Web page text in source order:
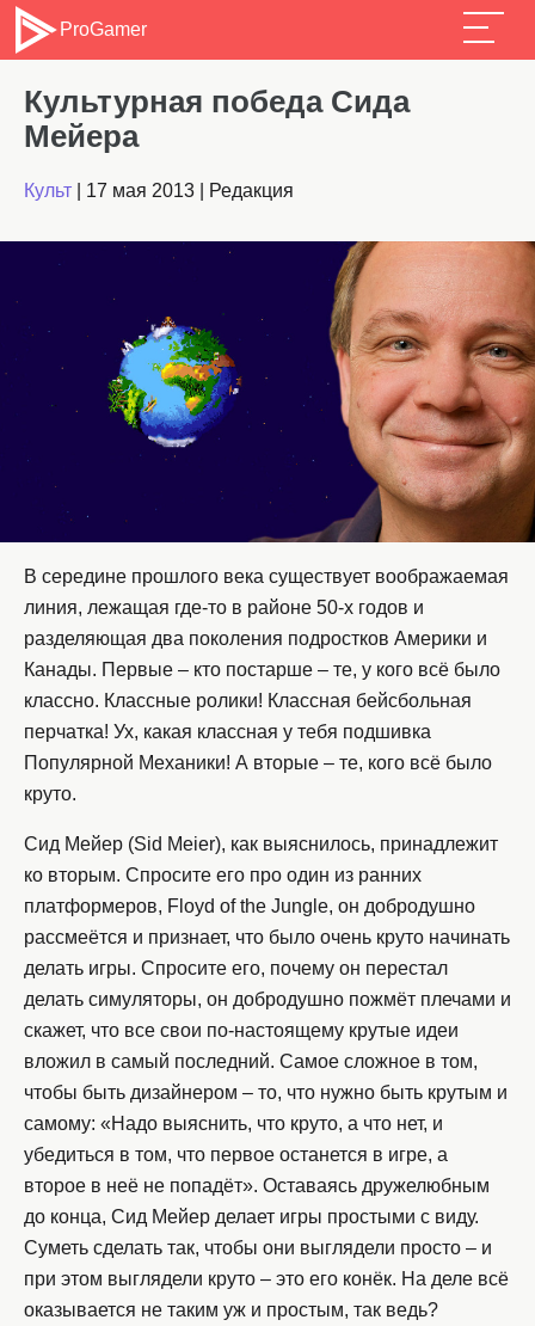
ProGamer
Культурная победа Сида
Мейера
Культ 17 мая 2013 Редакция
В середине прошлого века существует воображаемая
линия, лежащая где-то в районе 50-х годов и
разделяющая два поколения подростков Америки и
Канады. Первые – кто постарше – те, у кого всё было
классно. Классные ролики! Классная бейсбольная
перчатка! Ух, какая классная у тебя подшивка
Популярной Механики! А вторые – те, кого всё было
круто.
Сид Мейер (Sid Meier), как выяснилось, принадлежит
ко вторым. Спросите его про один из ранних
платформеров, Floyd of the Jungle, он добродушно
рассмеётся и признает, что было очень круто начинать
делать игры. Спросите его, почему он перестал
делать симуляторы, он добродушно пожмёт плечами и
скажет, что все свои по-настоящему крутые идеи
вложил в самый последний. Самое сложное в том,
чтобы быть дизайнером – то, что нужно быть крутым и
самому: «Надо выяснить, что круто, а что нет, и
убедиться в том, что первое останется в игре, а
второе в неё не попадёт». Оставаясь дружелюбным
до конца, Сид Мейер делает игры простыми с виду.
Суметь сделать так, чтобы они выглядели просто – и
при этом выглядели круто – это его конёк. На деле всё
оказывается не таким уж и простым, так ведь?